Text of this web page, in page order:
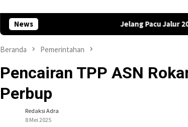
News Jelang Pacu Jalur 2026, Plt Bupati
Beranda Pemerintahan
Pencairan TPP ASN
Perbup
Redaksi Adra
8 Mei 2025